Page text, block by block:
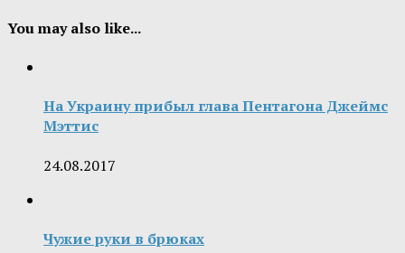
You may also like...
На Украину прибыл глава Пентагона Джеймс
Мэттис
24.08.2017
Чужие руки в брюках